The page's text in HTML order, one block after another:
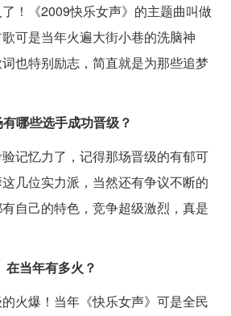
！《2009快乐女声》的主题曲叫做
歌可是当年火遍大街小巷的洗脑神
也特别励志，简直就是为那些追梦
哪些选手成功晋级？
记忆力了，记得那场晋级的有郁可
几位实力派，当然还有争议不断的
自己的特色，竞争超级激烈，真是
在当年有多火？
火爆！当年《快乐女声》可是全民